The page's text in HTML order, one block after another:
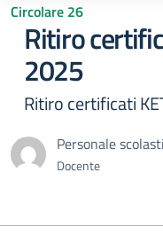
Circolare 26
Ritiro
2025
Ritiro certificati
Personale
Docente